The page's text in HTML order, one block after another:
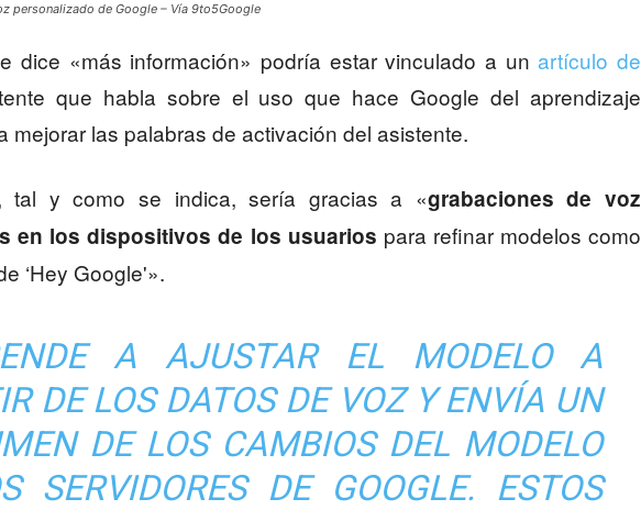
personalizado de Google – Vía 9to5Google
dice «más información» podría estar vinculado a unartículo de
que habla sobre el uso que hace Google del aprendizaje
mejorar las palabras de activación del asistente.
tal y como se indica, sería gracias a «grabaciones de voz
en los dispositivos de los usuarios para refinar modelos como
‘Hey Google'».
A AJUSTAR EL MODELO A
DE LOS DATOS DE VOZ Y ENVÍA UN
DE LOS CAMBIOS DEL MODELO
SERVIDORES DE GOOGLE. ESTOS